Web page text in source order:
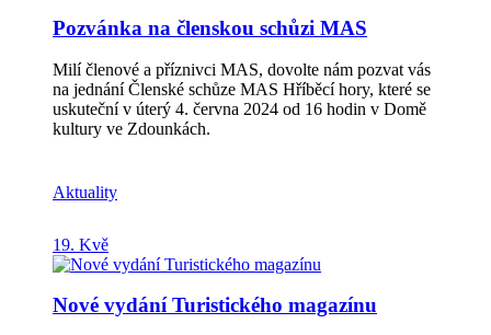
podnikání nezemědělské podnikání Informační seminář
v KD Zdounky, Tyršova 374. Více informací v
pozvánce a na stránkách MAS:
http://www.hribecihory.cz/vyzvy/aktualni-vyzvy/prv/
Místo realizace musí být na území Místní akční skupiny
Pozvánka na členskou schůzi MAS
Milí členové a příznivci MAS, dovolte nám pozvat vás
na jednání Členské schůze MAS Hříběcí hory, které se
uskuteční v úterý 4. června 2024 od 16 hodin v Domě
kultury ve Zdounkách.
Aktuality
19. Kvě
Nové vydání Turistického magazínu